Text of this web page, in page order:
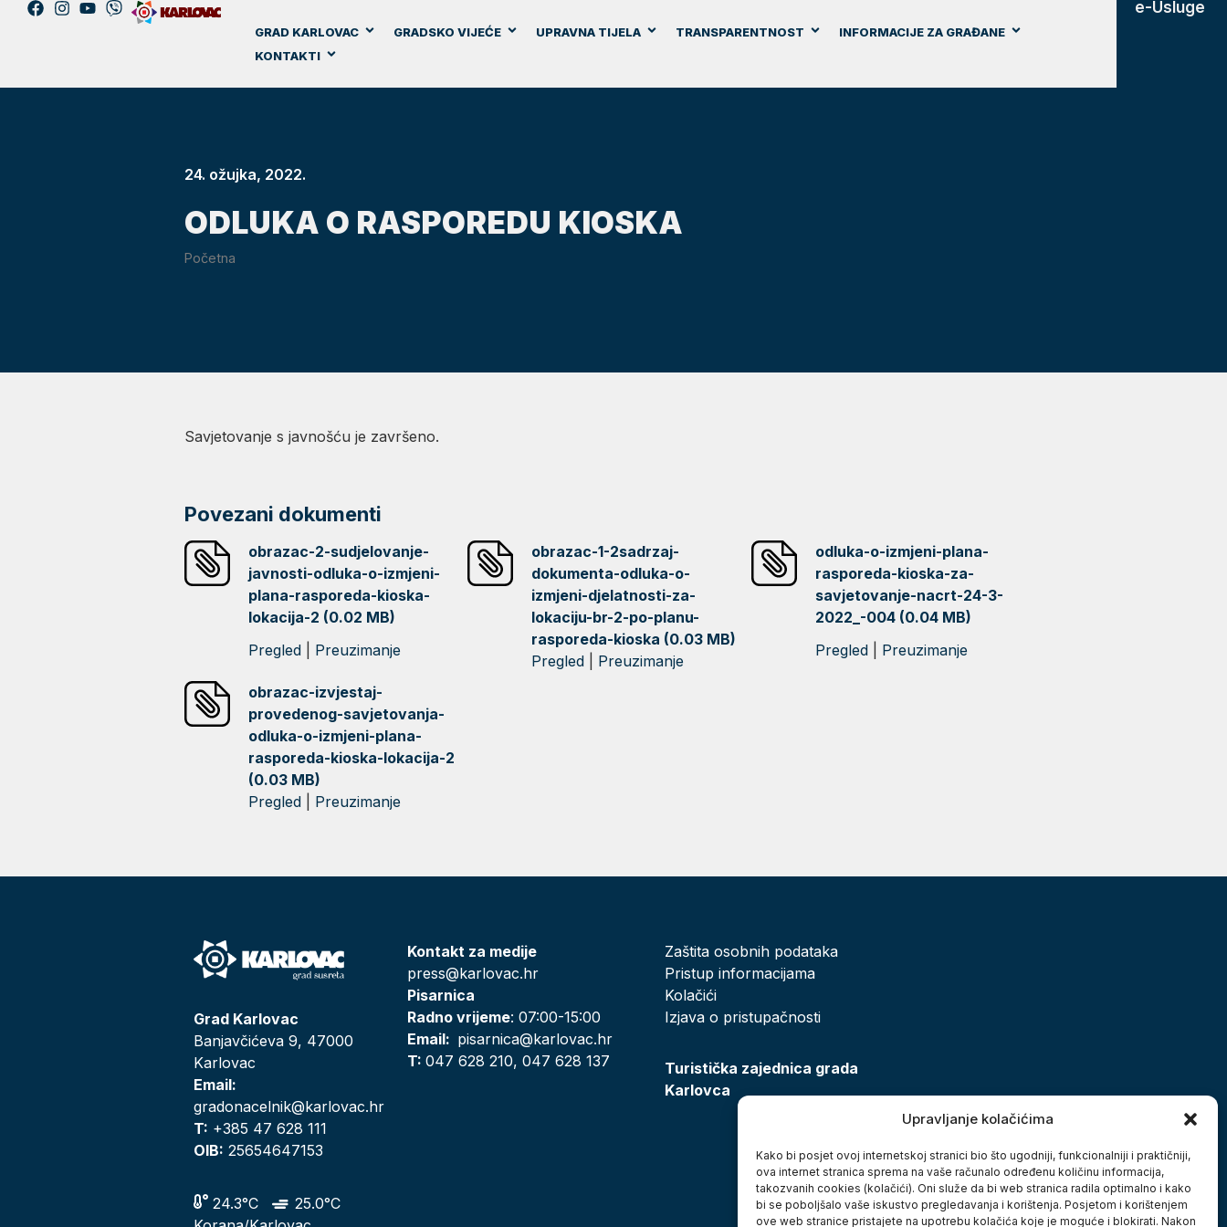
Upravljanje kolačićima
Kako bi posjet ovoj internetskoj stranici bio što ugodniji, funkcionalniji i praktičniji,
ova internet stranica sprema na vaše računalo određenu količinu informacija,
takozvanih cookies (kolačići). Oni služe da bi web stranica radila optimalno i kako
bi se poboljšalo vaše iskustvo pregledavanja i korištenja. Posjetom i korištenjem
ove web stranice pristajete na upotrebu kolačića koje je moguće i blokirati. Nakon
GRAD KARLOVAC GRADSKO VIJEĆE UPRAVNA TIJELA TRANSPARENTNOST
INFORMACIJE ZA GRAĐANE
KONTAKTI
e-Usluge
24. ožujka, 2022.
ODLUKA O RASPOREDU KIOSKA
Početna
Savjetovanje s javnošću je završeno.
Povezani dokumenti
obrazac-2-sudjelovanje-
javnosti-odluka-o-izmjeni-
plana-rasporeda-kioska-
lokacija-2 (0.02 MB)
Pregled
Preuzimanje
obrazac-1-2sadrzaj-
dokumenta-odluka-o-
izmjeni-djelatnosti-za-
lokaciju-br-2-po-planu-
rasporeda-kioska (0.03 MB)
Pregled
Preuzimanje
odluka-o-izmjeni-plana-
rasporeda-kioska-za-
savjetovanje-nacrt-24-3-
2022_-004 (0.04 MB)
Pregled
Preuzimanje
obrazac-izvjestaj-
provedenog-savjetovanja-
odluka-o-izmjeni-plana-
rasporeda-kioska-lokacija-2
(0.03 MB)
Pregled
Preuzimanje
Grad Karlovac
Banjavčićeva 9, 47000
Karlovac
Email:
gradonacelnik@karlovac.hr
T: +385 47 628 111
OIB: 25654647153
24.3°C
25.0°C
Kontakt za medije
press@karlovac.hr
Pisarnica
Radno vrijeme: 07:00-15:00
Email: pisarnica@karlovac.hr
T:047 628 210, 047 628 137
Zaštita osobnih podataka
Pristup informacijama
Kolačići
Izjava o pristupačnosti
Turistička zajednica grada
Karlovca